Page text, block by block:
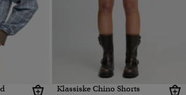
Klassiske Chino Shorts